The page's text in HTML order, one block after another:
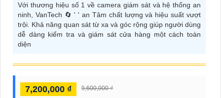
Với thương hiệu số 1 về camera giám sát và hệ thống an
ninh, VanTech 🔄 ' ' an Tâm chất lượng và hiệu suất vượt
trội. Khả năng quan sát từ xa và góc rộng giúp người dùng
dễ dàng kiểm tra và giám sát cửa hàng một cách toàn
diện
7,200,000 ₫ 9,600,000 ₫